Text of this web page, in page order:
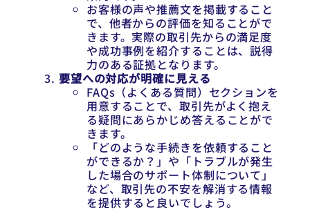
お客様の声や推薦文を掲載すること
で、他者からの評価を知ることがで
きます。実際の取引先からの満足度
や成功事例を紹介することは、説得
力のある証拠となります。
要望への対応が明確に見える
FAQs（よくある質問）セクションを
用意することで、取引先がよく抱え
る疑問にあらかじめ答えることがで
きます。
「どのような手続きを依頼すること
ができるか？」や「トラブルが発生
した場合のサポート体制について」
など、取引先の不安を解消する情報
を提供すると良いでしょう。